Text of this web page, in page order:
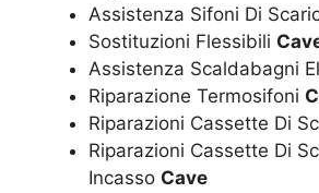
Assistenza Sifoni Di
Sostituzioni Flessibili
Assistenza Scaldabagni
Riparazione Termosifoni
Riparazioni Cassette Di
Riparazioni Cassette Di
Incasso Cave